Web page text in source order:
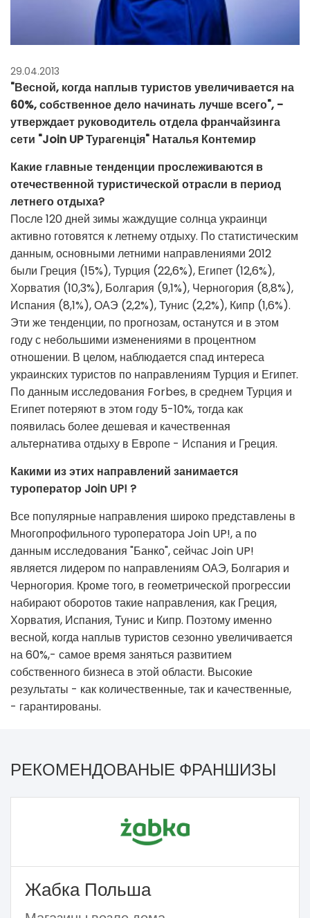
29.04.2013
"Весной, когда наплыв туристов увеличивается на
60%, собственное дело начинать лучше всего", -
утверждает руководитель отдела франчайзинга
сети "Join UP Турагенція" Наталья Контемир
Какие главные тенденции прослеживаются в
отечественной туристической отрасли в период
летнего отдыха?
После 120 дней зимы жаждущие солнца украинци
активно готовятся к летнему отдыху. По статистическим
данным, основными летними направлениями 2012
были Греция (15%), Турция (22,6%), Египет (12,6%),
Хорватия (10,3%), Болгария (9,1%), Черногория (8,8%),
Испания (8,1%), ОАЭ (2,2%), Тунис (2,2%), Кипр (1,6%).
Эти же тенденции, по прогнозам, останутся и в этом
году с небольшими изменениями в процентном
отношении. В целом, наблюдается спад интереса
украинских туристов по направлениям Турция и Египет.
По данным исследования Forbes, в среднем Турция и
Египет потеряют в этом году 5-10%, тогда как
появилась более дешевая и качественная
альтернатива отдыху в Европе - Испания и Греция.
Какими из этих направлений занимается
туроператор Join UP! ?
Все популярные направления широко представлены в
Многопрофильного туроператора Join UP!, а по
данным исследования "Банко", сейчас Join UP!
является лидером по направлениям ОАЭ, Болгария и
Черногория. Кроме того, в геометрической прогрессии
набирают оборотов такие направления, как Греция,
Хорватия, Испания, Тунис и Кипр. Поэтому именно
весной, когда наплыв туристов сезонно увеличивается
на 60%,- самое время заняться развитием
собственного бизнеса в этой области. Высокие
результаты - как количественные, так и качественные,
- гарантированы.
РЕКОМЕНДОВАНЫЕ ФРАНШИЗЫ
Жабка Польша